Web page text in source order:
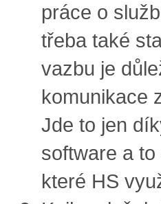
práce o
třeba také
vazbu je
komunikace
Jde to jen
software a
které HS